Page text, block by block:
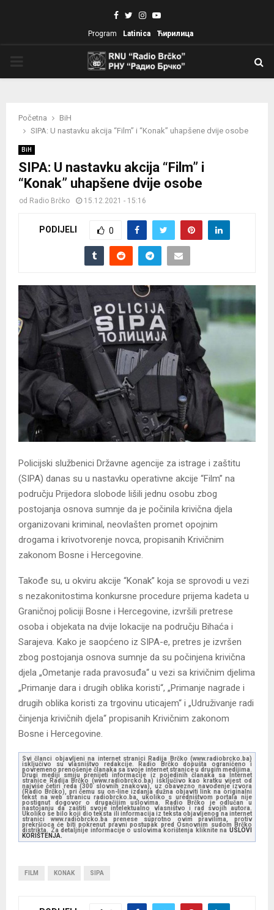
Facebook
TwitterInstagram
Youtube
Program Latinica Ћирилица
Početna
BiH
SIPA: U nastavku akcija “Film” i “Konak” uhapšene dvije osobe
BiH
SIPA: U nastavku akcija “Film” i
“Konak” uhapšene dvije osobe
od Radio Brčko 15.12.2021 - 15:16
PODIJELI 0
Policijski službenici Državne agencije za istrage i zaštitu
(SIPA) danas su u nastavku operativne akcije “Film” na
području Prijedora slobode lišili jednu osobu zbog
postojanja osnova sumnje da je počinila krivična djela
organizovani kriminal, neovlašten promet opojnim
drogama i krivotvorenje novca, propisanih Krivičnim
zakonom Bosne i Hercegovine.
Takođe su, u okviru akcije “Konak” koja se sprovodi u vezi
s nezakonitostima konkursne procedure prijema kadeta u
Graničnoj policiji Bosne i Hercegovine, izvršili pretrese
osoba i objekata na dvije lokacije na području Bihaća i
Sarajeva. Kako je saopćeno iz SIPA-e, pretres je izvršen
zbog postojanja osnova sumnje da su počinjena krivična
djela „Ometanje rada pravosuđa“ u vezi sa krivičnim djelima
„Primanje dara i drugih oblika koristi“, „Primanje nagrade i
drugih oblika koristi za trgovinu uticajem“ i „Udruživanje radi
činjenja krivičnih djela“ propisanih Krivičnim zakonom
Bosne i Hercegovine.
Svi članci objavljeni na internet stranici Radija Brčko (www.radiobrcko.ba)
isključivo su vlasništvo redakcije. Radio Brčko dopušta ograničeno i
povremeno prenošenje članaka sa svoje internet stranice u drugim medijima.
Drugi mediji smiju prenijeti informacije iz pojedinih članaka sa Internet
stranice Radija Brčko (www.radiobrcko.ba) isključivo kao kratku vijest od
najviše četiri reda (300 slovnih znakova), uz obavezno navođenje izvora
(Radio Brčko), pri čemu su on-line izdanja dužna objaviti link na originalni
tekst na web stranicu radiobrcko.ba, ukoliko s uredništvom portala nije
postignut dogovor o drugačijim uslovima. Radio Brčko je odlučan u
nastojanju da zaštiti svoje intelektualno vlasništvo i rad svojih autora.
Ukoliko se bilo koji dio teksta ili informacija iz teksta objavljenog na internet
stranici www.radiobrcko.ba prenese suprotno ovim pravilima, protiv
prekršioca će biti pokrenut pravni postupak pred Osnovnim sudom Brčko
distrikta. Za detaljnije informacije o uslovima korištenja kliknite na USLOVI
KORIŠTENJA.
FILM KONAK SIPA